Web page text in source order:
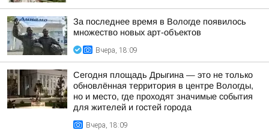
За последнее время в Вологде появилось
множество новых арт-объектов
Вчера, 18:09
Сегодня площадь Дрыгина — это не только
обновлённая территория в центре Вологды,
но и место, где проходят значимые события
для жителей и гостей города
Вчера, 18:09